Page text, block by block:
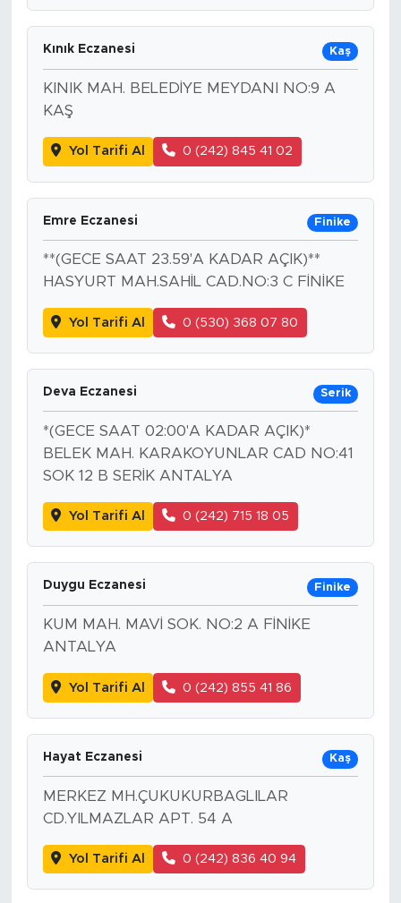
Kınık Eczanesi Kaş
KINIK MAH. BELEDİYE MEYDANI NO:9 A
KAŞ
Yol Tarifi Al 0 (242) 845 41 02
Emre Eczanesi Finike
**(GECE SAAT 23.59'A KADAR AÇIK)**
HASYURT MAH.SAHİL CAD.NO:3 C FİNİKE
Yol Tarifi Al 0 (530) 368 07 80
Deva Eczanesi Serik
*(GECE SAAT 02:00'A KADAR AÇIK)*
BELEK MAH. KARAKOYUNLAR CAD NO:41
SOK 12 B SERİK ANTALYA
Yol Tarifi Al 0 (242) 715 18 05
Duygu Eczanesi Finike
KUM MAH. MAVİ SOK. NO:2 A FİNİKE
ANTALYA
Yol Tarifi Al 0 (242) 855 41 86
Hayat Eczanesi Kaş
MERKEZ MH.ÇUKUKURBAGLILAR
CD.YILMAZLAR APT. 54 A
Yol Tarifi Al 0 (242) 836 40 94